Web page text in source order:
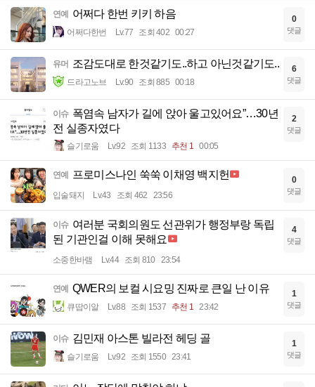
연예 어쩌다 한번 키키 하음
어쩌다한번 Lv.77 조회 402 00:27
0
댓글
유머 조감도대로 한것같기도..하고 아닌것같기도..
드라고노브 Lv.90 조회 885 00:18
6
댓글
이슈 폭염속 남자가 길에 앉아 울고있어요”…30년
전 실종자였다
슬기로움 Lv.92 조회 1133 추천 1 00:05
2
댓글
연예 프로미스나인 쑥쑥 이채영 백지헌
입술돼지 Lv.43 조회 462 23:56
0
댓글
이슈 여러분 국회의원도 선관위가 행정부랑 독립
된 기관인걸 이해 못해요
소중한바램 Lv.44 조회 810 23:54
4
댓글
연예 QWER의 보컬 시요밍 진짜로 큰일 난 이유
큐땁이알 Lv.88 조회 1537 추천 1 23:42
1
댓글
이슈 김민재 아스톤 빌라전 헤딩 골
슬기로움 Lv.92 조회 1550 23:41
1
댓글